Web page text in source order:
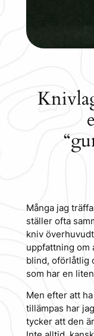
Många jag
ställer ofta
kniv
uppfattning om
blind, oförlåtlig
som har en
Men efter att
tillämpas har
tycker att den